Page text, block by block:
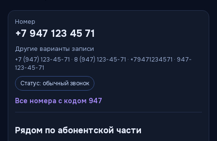
Номер
+7 947 123 45 71
Другие варианты записи
+7 (947) 123-45-71 · 8 (947) 123-45-71 · +79471234571 · 947-
123-45-71
Статус: обычный звонок
Все номера с кодом 947
Рядом по абонентской части